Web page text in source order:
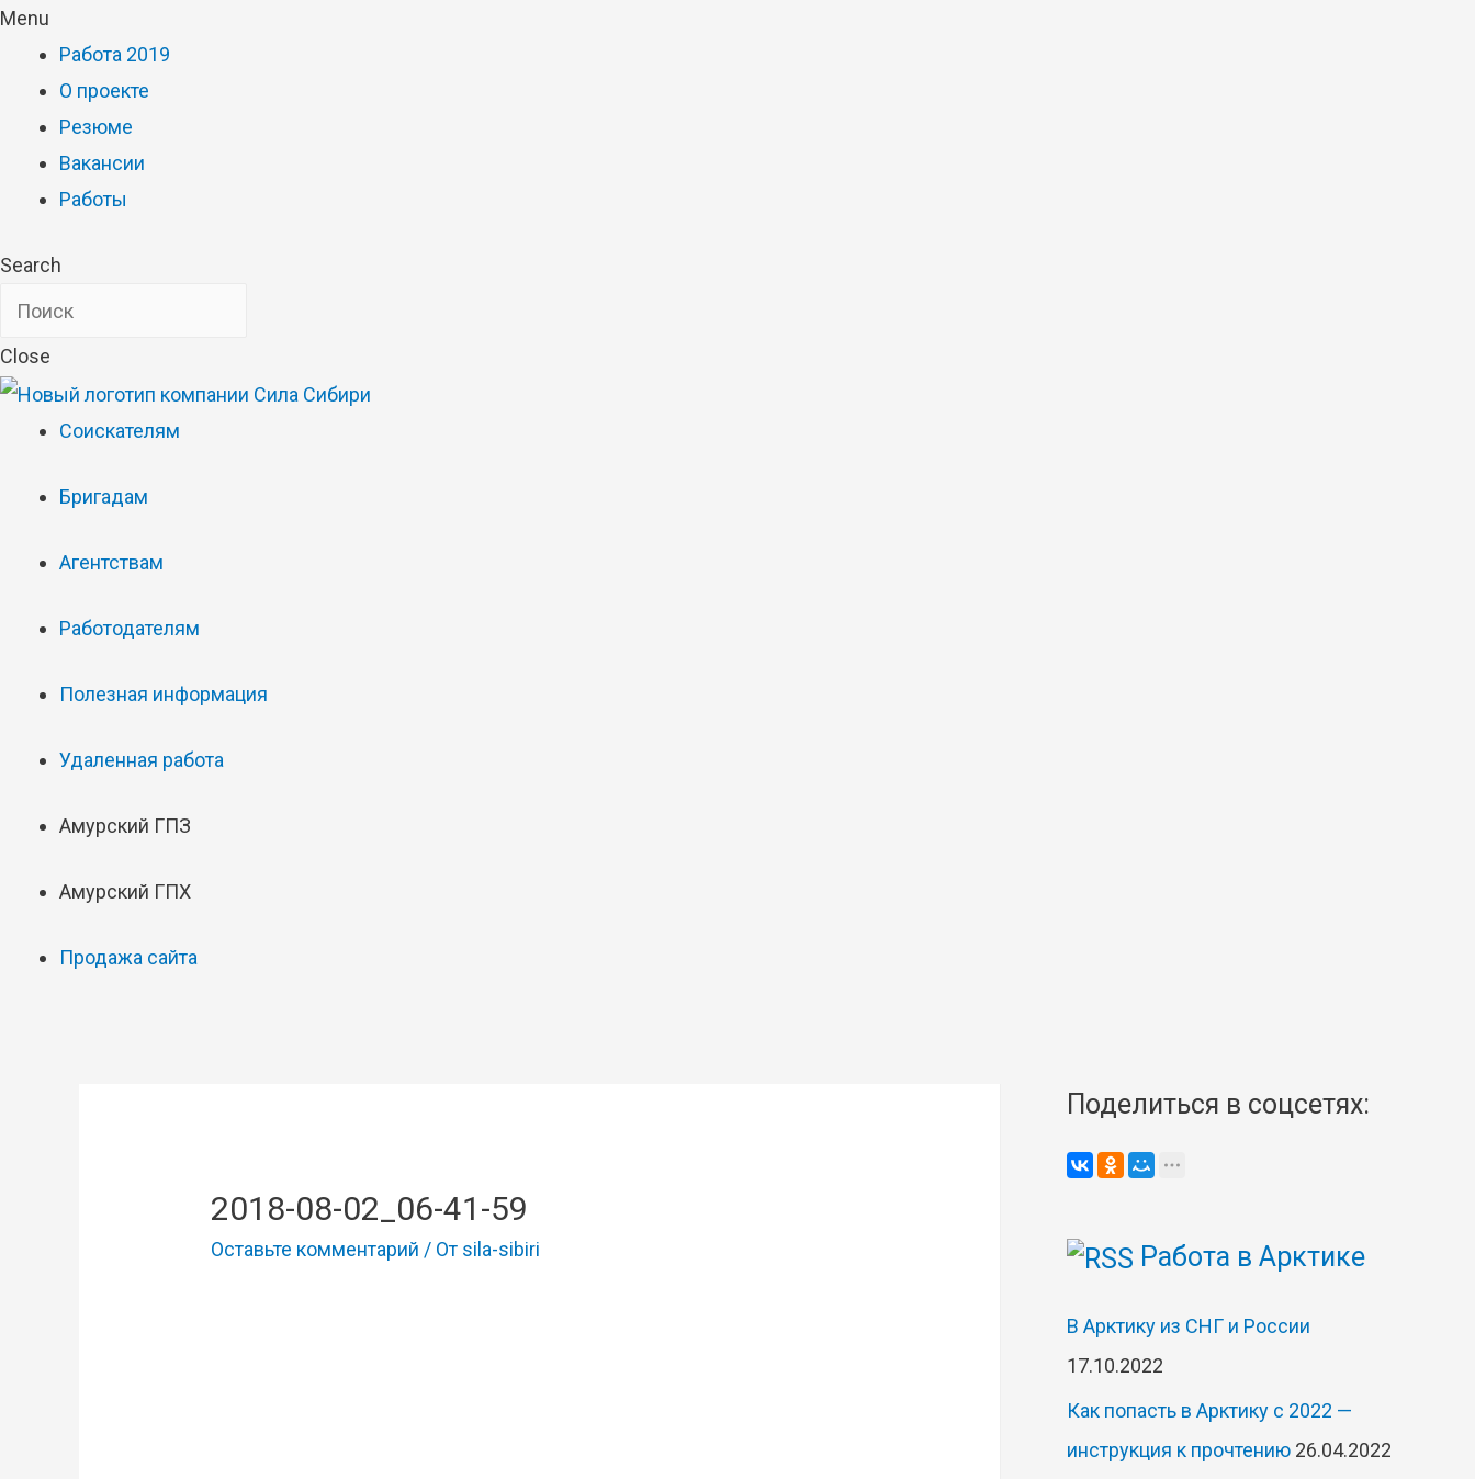
Menu
Работа 2019
О проекте
Резюме
Вакансии
Работы
Search
Close
Соискателям
Бригадам
Агентствам
Работодателям
Полезная информация
Удаленная работа
Амурский ГПЗ
Амурский ГПХ
Продажа сайта
2018-08-02_06-41-59
Оставьте комментарий / От sila-sibiri
Поделиться в соцсетях:
Работа в Арктике
В Арктику из СНГ и России
17.10.2022
Как попасть в Арктику с 2022 —
инструкция к прочтению 26.04.2022